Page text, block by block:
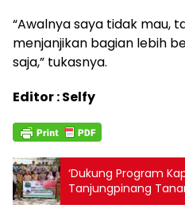
“Awalnya saya tidak mau,
menjanjikan bagian lebih
saja,” tukasnya.
Editor : Selfy
‘Dukung Program
Tanjungpinang